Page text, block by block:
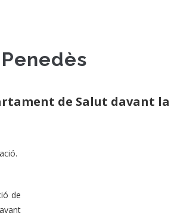
de Salut davant
de